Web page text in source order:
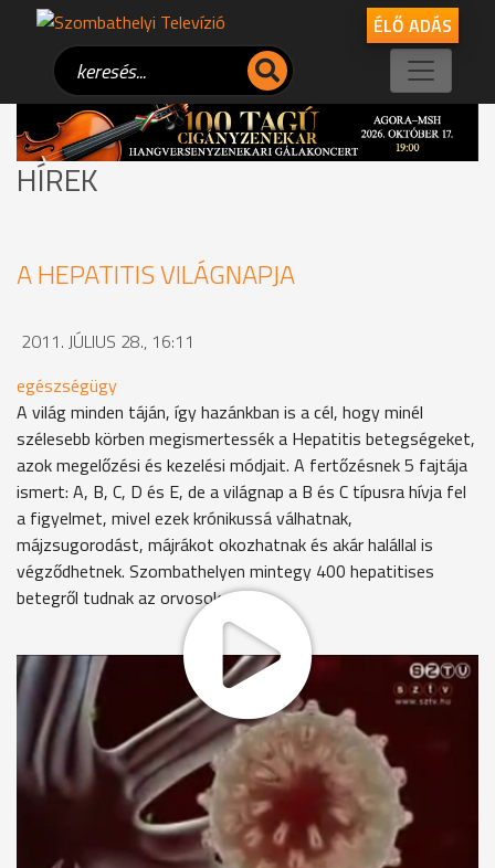
ÉLŐ ADÁS
HÍREK
A HEPATITIS VILÁGNAPJA
2011. JÚLIUS 28., 16:11
egészségügy
A világ minden táján, így hazánkban is a cél, hogy minél
szélesebb körben megismertessék a Hepatitis betegségeket,
azok megelőzési és kezelési módjait. A fertőzésnek 5 fajtája
ismert: A, B, C, D és E, de a világnap a B és C típusra hívja fel
a figyelmet, mivel ezek krónikussá válhatnak,
májzsugorodást, májrákot okozhatnak és akár halállal is
végződhetnek. Szombathelyen mintegy 400 hepatitises
betegről tudnak az orvosok.
A Markusovszky kórházban délelőtt 6 hepatitisszel fertőzött
beteget vártak ellenőrző vizsgálatra. Arcukat nem
mutathatjuk, mert azt mondják, bár nem fertőznek, az
emberek többsége előítéletekkel fogadja problémájukat. Ez a
férfi - ahogy általában a többiek is -, csak találgatni tudja
honnan ered betegsége. Több műtéten esett át fiatal
korában, így valószínűleg egy vérátömlesztés során kapta
meg a vírust.